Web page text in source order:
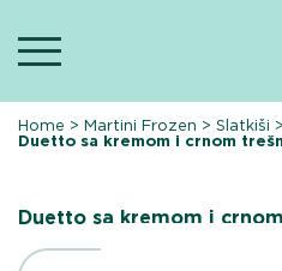
content
Home >Martini Frozen >Slatkiši
Duetto sa kremom i crnom
Duetto sa kremom i